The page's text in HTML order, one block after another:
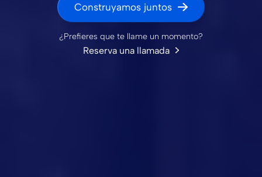
Construyamos juntos
¿Prefieres que te llame un momento?
Reserva una llamada